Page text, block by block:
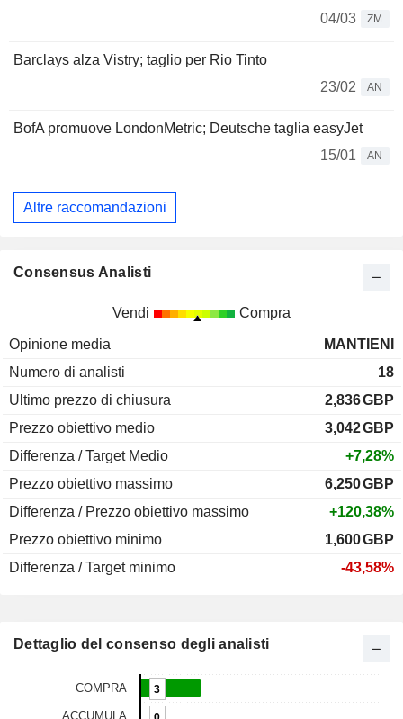
04/03
ZM
Barclays alza Vistry; taglio per Rio Tinto
23/02
AN
BofA promuove LondonMetric; Deutsche taglia easyJet
15/01
AN
Altre raccomandazioni
Consensus Analisti
Vendi Compra
Opinione media
MANTIENI
Numero di analisti
18
Ultimo prezzo di chiusura
2,836GBP
Prezzo obiettivo medio
3,042GBP
Differenza / Target Medio
+7,28%
Prezzo obiettivo massimo
6,250GBP
Differenza / Prezzo obiettivo massimo
+120,38%
Prezzo obiettivo minimo
1,600GBP
Differenza / Target minimo
-43,58%
Dettaglio del consenso degli analisti